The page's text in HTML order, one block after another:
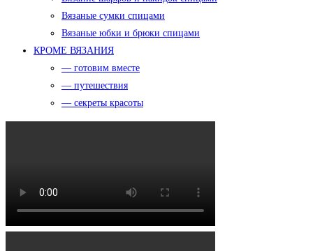
Вязаные сумки спицами
Вязаные юбки и брюки спицами
КРОМЕ ВЯЗАНИЯ
— готовим вместе
— путешествия
— секреты красоты